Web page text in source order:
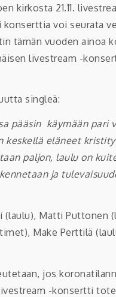
kirkosta 21.11.
voi seurata
tämän vuoden ainoa
livestream -
singleä:
pääsin käymään
keskellä eläneet
paljon, laulu on
ja
(laulu), Matti Puttonen
Make Perttilä
jos
-konsertti